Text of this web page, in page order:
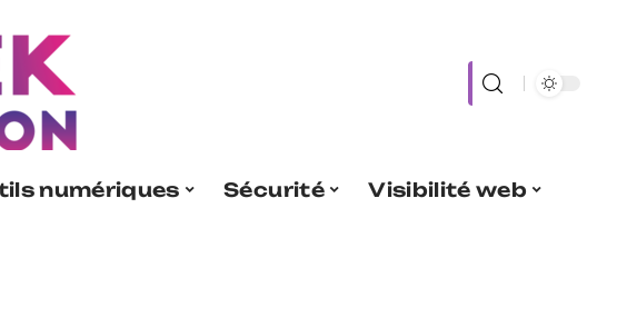
numériques Sécurité Visibilité web